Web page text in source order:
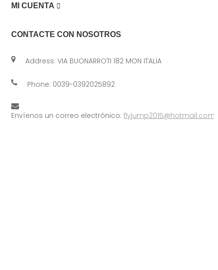
MI CUENTA 
CONTACTE CON NOSOTROS
Address: VIA BUONARROTI 182 MON ITALIA
Phone: 0039-0392025892
Envíenos un correo electrónico: flyjump2015@hotmail.com